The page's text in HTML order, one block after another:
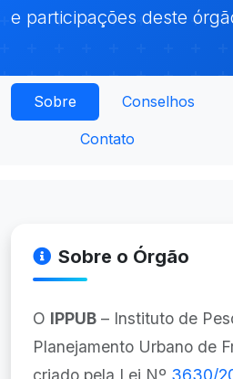
e participações deste
Sobre Conselhos
Contato
Sobre o Órgão
O IPPUB – Instituto de
Planejamento Urbano de
criado pela Lei Nº 3630/